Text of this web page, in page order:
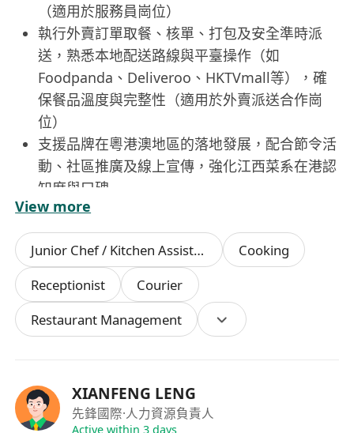
（適用於服務員崗位）
執行外賣訂單取餐、核單、打包及安全準時派
送，熟悉本地配送路線與平臺操作（如
Foodpanda、Deliveroo、HKTVmall等），確
保餐品溫度與完整性（適用於外賣派送合作崗
位）
支援品牌在粵港澳地區的落地發展，配合節令活
動、社區推廣及線上宣傳，強化江西菜系在港認
知度與口碑
遵守食品安全規範、衛生條例及消防要求，落實
每日清潔消毒與記錄，保障營運合規性
工作要求
廚師需具備中式熱炒實務經驗，熟悉江西菜風味
特色（如贛南小炒、鄱陽湖魚鮮、米粉類主食
效香港食物業牌照或可配合辦理者優先
店長需有至少2年餐飲現場管理經驗，具基本財
View more
Junior Chef / Kitchen Assistant
Cooking
Receptionist
Courier
Restaurant Management
XIANFENG LENG
先鋒國際·人力資源負責人
Active within 3 days